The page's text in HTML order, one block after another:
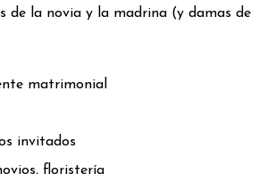
de la novia y la madrina (y damas de
matrimonial
invitados
floristería